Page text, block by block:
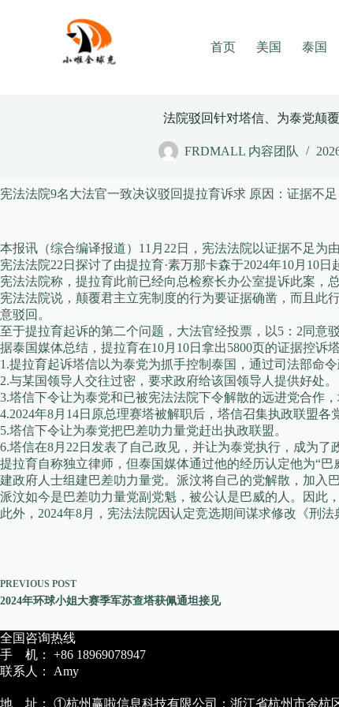
首页
美国 泰国
法院驳回针对塔信、为泰党颠
FRDMALL 内容团队
宪法法院9名大法官一致决议驳回提拉育诉求 原因：证据不足
本报讯（综合编译报道）11月22日，宪法法院以证据不足为
宪法法院22日探讨了由提拉育·素万那卡森于2024年10月10
宪法法院称，提拉育此前已经向总检察长办公室提诉此案，
宪法法院说，颠覆君主立宪制度的行为要证据确凿，而且此
意驳回。
至于提拉育起诉的第二个问题，大法官经投票，以5：2同意驳
据泰国媒体总结，提拉育在10月10日拿出5800页的证据控诉
1.提拉育起诉塔信以为泰党为抓手控制泰国，通过司法部命
2.与某国领导人交往过密，要求政府给该国领导人提供好处
3.塔信下令让为泰党和已被宪法法院下令解散的远进党合作
4.2024年8月14日原总理赛塔被解职后，塔信召集执政联盟各
5.塔信下令让为泰党把巴差叻力量党赶出执政联盟。
6.塔信在8月22日发表了自己政见，并让为泰党执行，成为了
提拉育自称独立律师，但泰国媒体通过他的经历认定他为“
建政府人士组建巴差叻力量党。派汶将自己的党解散，加入
派汶如今是巴差叻力量党副党魁，被公认是巴威的人。因此
此外，2024年8月，宪法法院因认定竞选期间谋求修改《刑
PREVIOUS POST
2024年环球小姐大赛季军苏查塔获佩通坦接见
全国咨询热线
手 机： +86 18969078947
联系人： Amy
地 址： ①杭州赢啦信息科技有限公司：浙江省杭州市余杭